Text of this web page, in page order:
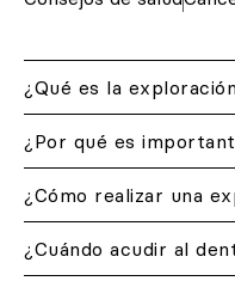
¿Qué es la
¿Cuándo acudir al